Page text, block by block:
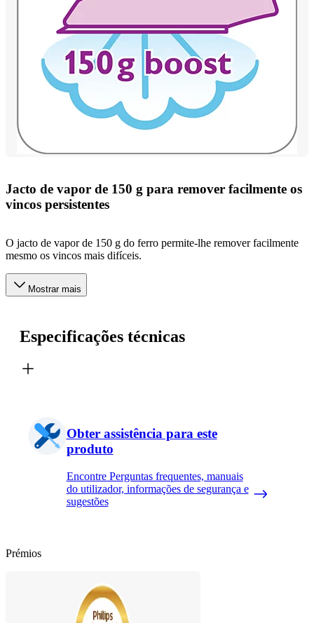
Jacto de vapor de 150 g para remover facilmente os
vincos persistentes
O jacto de vapor de 150 g do ferro permite-lhe remover facilmente
mesmo os vincos mais difíceis.
Mostrar mais
Especificações técnicas
Obter assistência para este
produto
Encontre Perguntas frequentes, manuais
do utilizador, informações de segurança e
sugestões
Prémios